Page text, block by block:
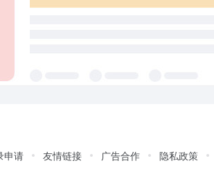
申请 友情链接 广告合作 隐私政策